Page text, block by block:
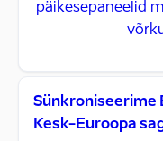
päikesepaneelid
Sünkroniseerime
Kesk-Euroopa